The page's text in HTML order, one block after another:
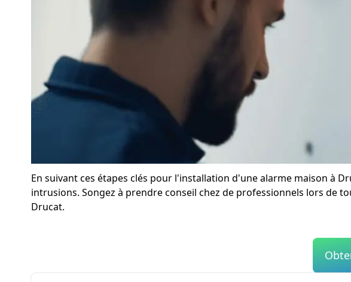
En suivant ces étapes clés pour l'installation d'une alarme maison à
intrusions. Songez à prendre conseil chez de professionnels lors de
Drucat.